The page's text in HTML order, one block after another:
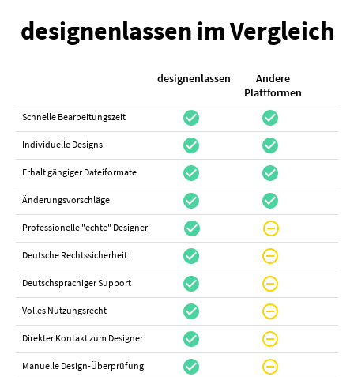
designenlassen im Vergleich
designenlassen
Andere
Plattformen
Schnelle Bearbeitungszeit check_circle check_circle
Individuelle Designs check_circle check_circle
Erhalt gängiger Dateiformate check_circle check_circle
Änderungsvorschläge check_circle check_circle
Professionelle "echte" Designer check_circle do_not_disturb_on
Deutsche Rechtssicherheit check_circle do_not_disturb_on
Deutschsprachiger Support check_circle do_not_disturb_on
Volles Nutzungsrecht check_circle do_not_disturb_on
Direkter Kontakt zum Designer check_circle do_not_disturb_on
Manuelle Design-Überprüfung check_circle do_not_disturb_on